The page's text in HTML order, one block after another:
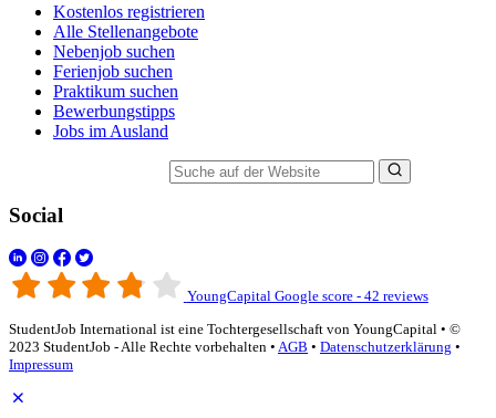
Kostenlos registrieren
Alle Stellenangebote
Nebenjob suchen
Ferienjob suchen
Praktikum suchen
Bewerbungstipps
Jobs im Ausland
Social
YoungCapital Google score - 42 reviews
StudentJob International ist eine Tochtergesellschaft von YoungCapital • ©
2023 StudentJob - Alle Rechte vorbehalten • AGB • Datenschutzerklärung •
Impressum